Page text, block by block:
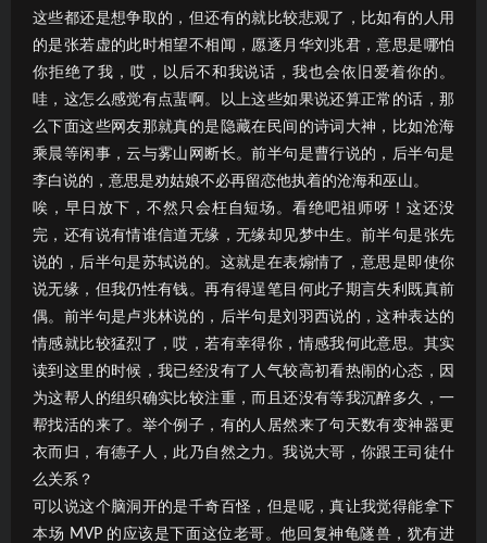
这些都还是想争取的，但还有的就比较悲观了，比如有的人用
的是张若虚的此时相望不相闻，愿逐月华刘兆君，意思是哪怕
你拒绝了我，哎，以后不和我说话，我也会依旧爱着你的。
哇，这怎么感觉有点蜚啊。以上这些如果说还算正常的话，那
么下面这些网友那就真的是隐藏在民间的诗词大神，比如沧海
乘晨等闲事，云与雾山网断长。前半句是曹行说的，后半句是
李白说的，意思是劝姑娘不必再留恋他执着的沧海和巫山。
唉，早日放下，不然只会枉自短场。看绝吧祖师呀！这还没
完，还有说有情谁信道无缘，无缘却见梦中生。前半句是张先
说的，后半句是苏轼说的。这就是在表煽情了，意思是即使你
说无缘，但我仍性有钱。再有得逞笔目何此子期言失利既真前
偶。前半句是卢兆林说的，后半句是刘羽西说的，这种表达的
情感就比较猛烈了，哎，若有幸得你，情感我何此意思。其实
读到这里的时候，我已经没有了人气较高初看热闹的心态，因
为这帮人的组织确实比较注重，而且还没有等我沉醉多久，一
帮找活的来了。举个例子，有的人居然来了句天数有变神器更
衣而归，有德子人，此乃自然之力。我说大哥，你跟王司徒什
么关系？
可以说这个脑洞开的是千奇百怪，但是呢，真让我觉得能拿下
本场 MVP 的应该是下面这位老哥。他回复神龟隧兽，犹有进